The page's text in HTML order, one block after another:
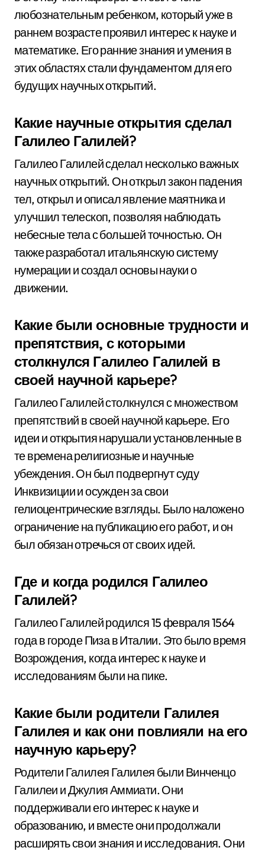
любознательным ребенком, который уже в
раннем возрасте проявил интерес к науке и
математике. Его ранние знания и умения в
этих областях стали фундаментом для его
будущих научных открытий.
Какие научные открытия сделал
Галилео Галилей?
Галилео Галилей сделал несколько важных
научных открытий. Он открыл закон падения
тел, открыл и описал явление маятника и
улучшил телескоп, позволяя наблюдать
небесные тела с большей точностью. Он
также разработал итальянскую систему
нумерации и создал основы науки о
движении.
Какие были основные трудности и
препятствия, с которыми
столкнулся Галилео Галилей в
своей научной карьере?
Галилео Галилей столкнулся с множеством
препятствий в своей научной карьере. Его
идеи и открытия нарушали установленные в
те времена религиозные и научные
убеждения. Он был подвергнут суду
Инквизиции и осужден за свои
гелиоцентрические взгляды. Было наложено
ограничение на публикацию его работ, и он
был обязан отречься от своих идей.
Где и когда родился Галилео
Галилей?
Галилео Галилей родился 15 февраля 1564
года в городе Пиза в Италии. Это было время
Возрождения, когда интерес к науке и
исследованиям были на пике.
Какие были родители Галилея
Галилея и как они повлияли на его
научную карьеру?
Родители Галилея Галилея были Винченцо
Галилеи и Джулия Аммиати. Они
поддерживали его интерес к науке и
образованию, и вместе они продолжали
расширять свои знания и исследования. Они